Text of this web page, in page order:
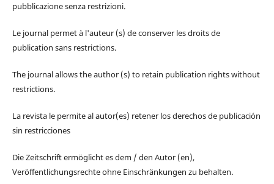
pubblicazione senza restrizioni.
Le journal permet à l'auteur (s) de conserver les droits de
publication sans restrictions.
The journal allows the author (s) to retain publication rights without
restrictions.
La revista le permite al autor(es) retener los derechos de publicación
sin restricciones
Die Zeitschrift ermöglicht es dem / den Autor (en),
Veröffentlichungsrechte ohne Einschränkungen zu behalten.